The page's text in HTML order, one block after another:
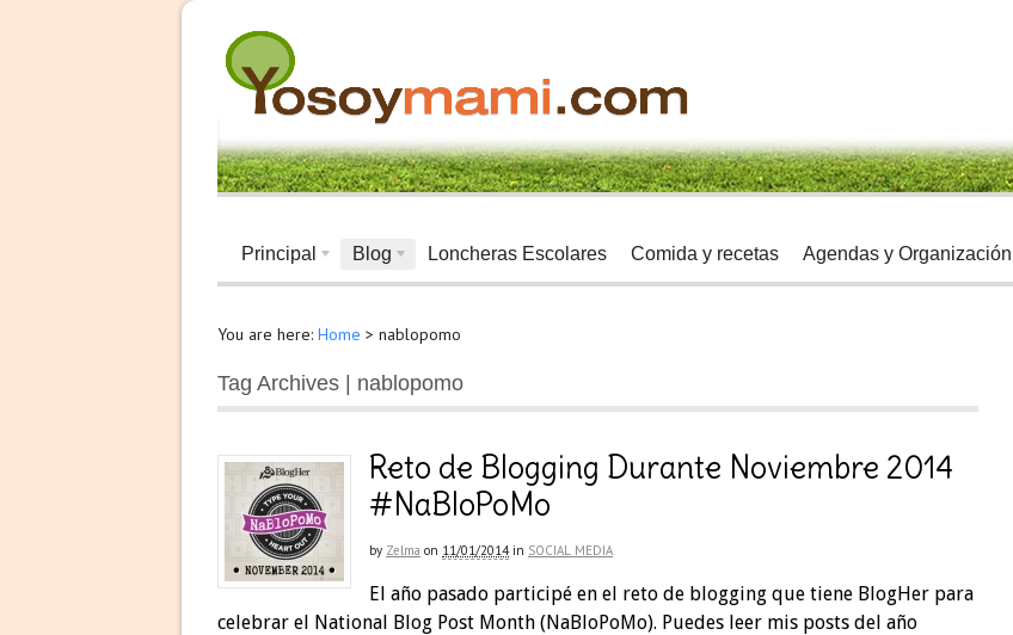
Principal
Blog Loncheras Escolares Comida y recetas Agendas y Organización
You are here: Home > nablopomo
Tag Archives | nablopomo
Reto de Blogging Durante Noviembre 2014
#NaBloPoMo
by Zelma on 11/01/2014 in SOCIAL MEDIA
El año pasado participé en el reto de blogging que tiene BlogHer para
celebrar el National Blog Post Month (NaBloPoMo). Puedes leer mis posts del año